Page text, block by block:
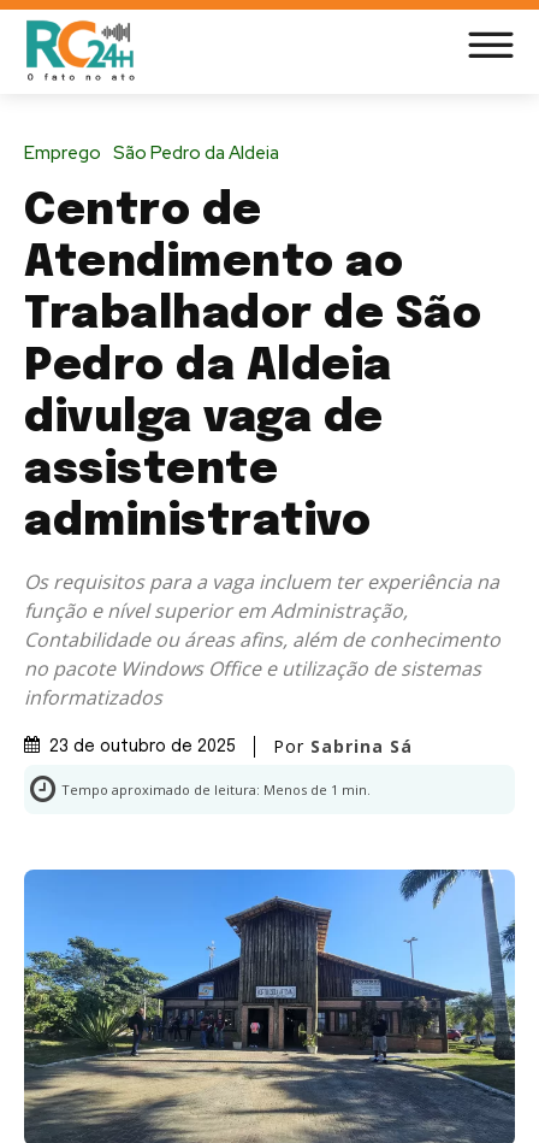
Emprego São Pedro da Aldeia
Centro de
Atendimento ao
Trabalhador de São
Pedro da Aldeia
divulga vaga de
assistente
administrativo
Os requisitos para a vaga incluem ter experiência na
função e nível superior em Administração,
Contabilidade ou áreas afins, além de conhecimento
no pacote Windows Office e utilização de sistemas
informatizados
23 de outubro de 2025 Por Sabrina Sá
Tempo aproximado de leitura: Menos de 1 min.